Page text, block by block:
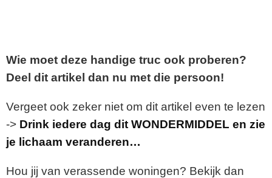
Wie moet deze handige truc ook proberen?
Deel dit artikel dan nu met die persoon!
Vergeet ook zeker niet om dit artikel even te lezen
-> Drink iedere dag dit WONDERMIDDEL en zie
je lichaam veranderen…
Hou jij van verassende woningen? Bekijk dan